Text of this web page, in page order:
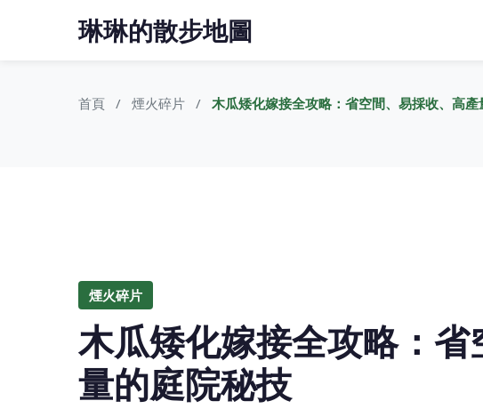
琳琳的散步地圖
首頁 煙火碎片 木瓜矮化嫁接全攻略：省空間、易採收、高
煙火碎片
木瓜矮化嫁接全攻略：
量的庭院秘技